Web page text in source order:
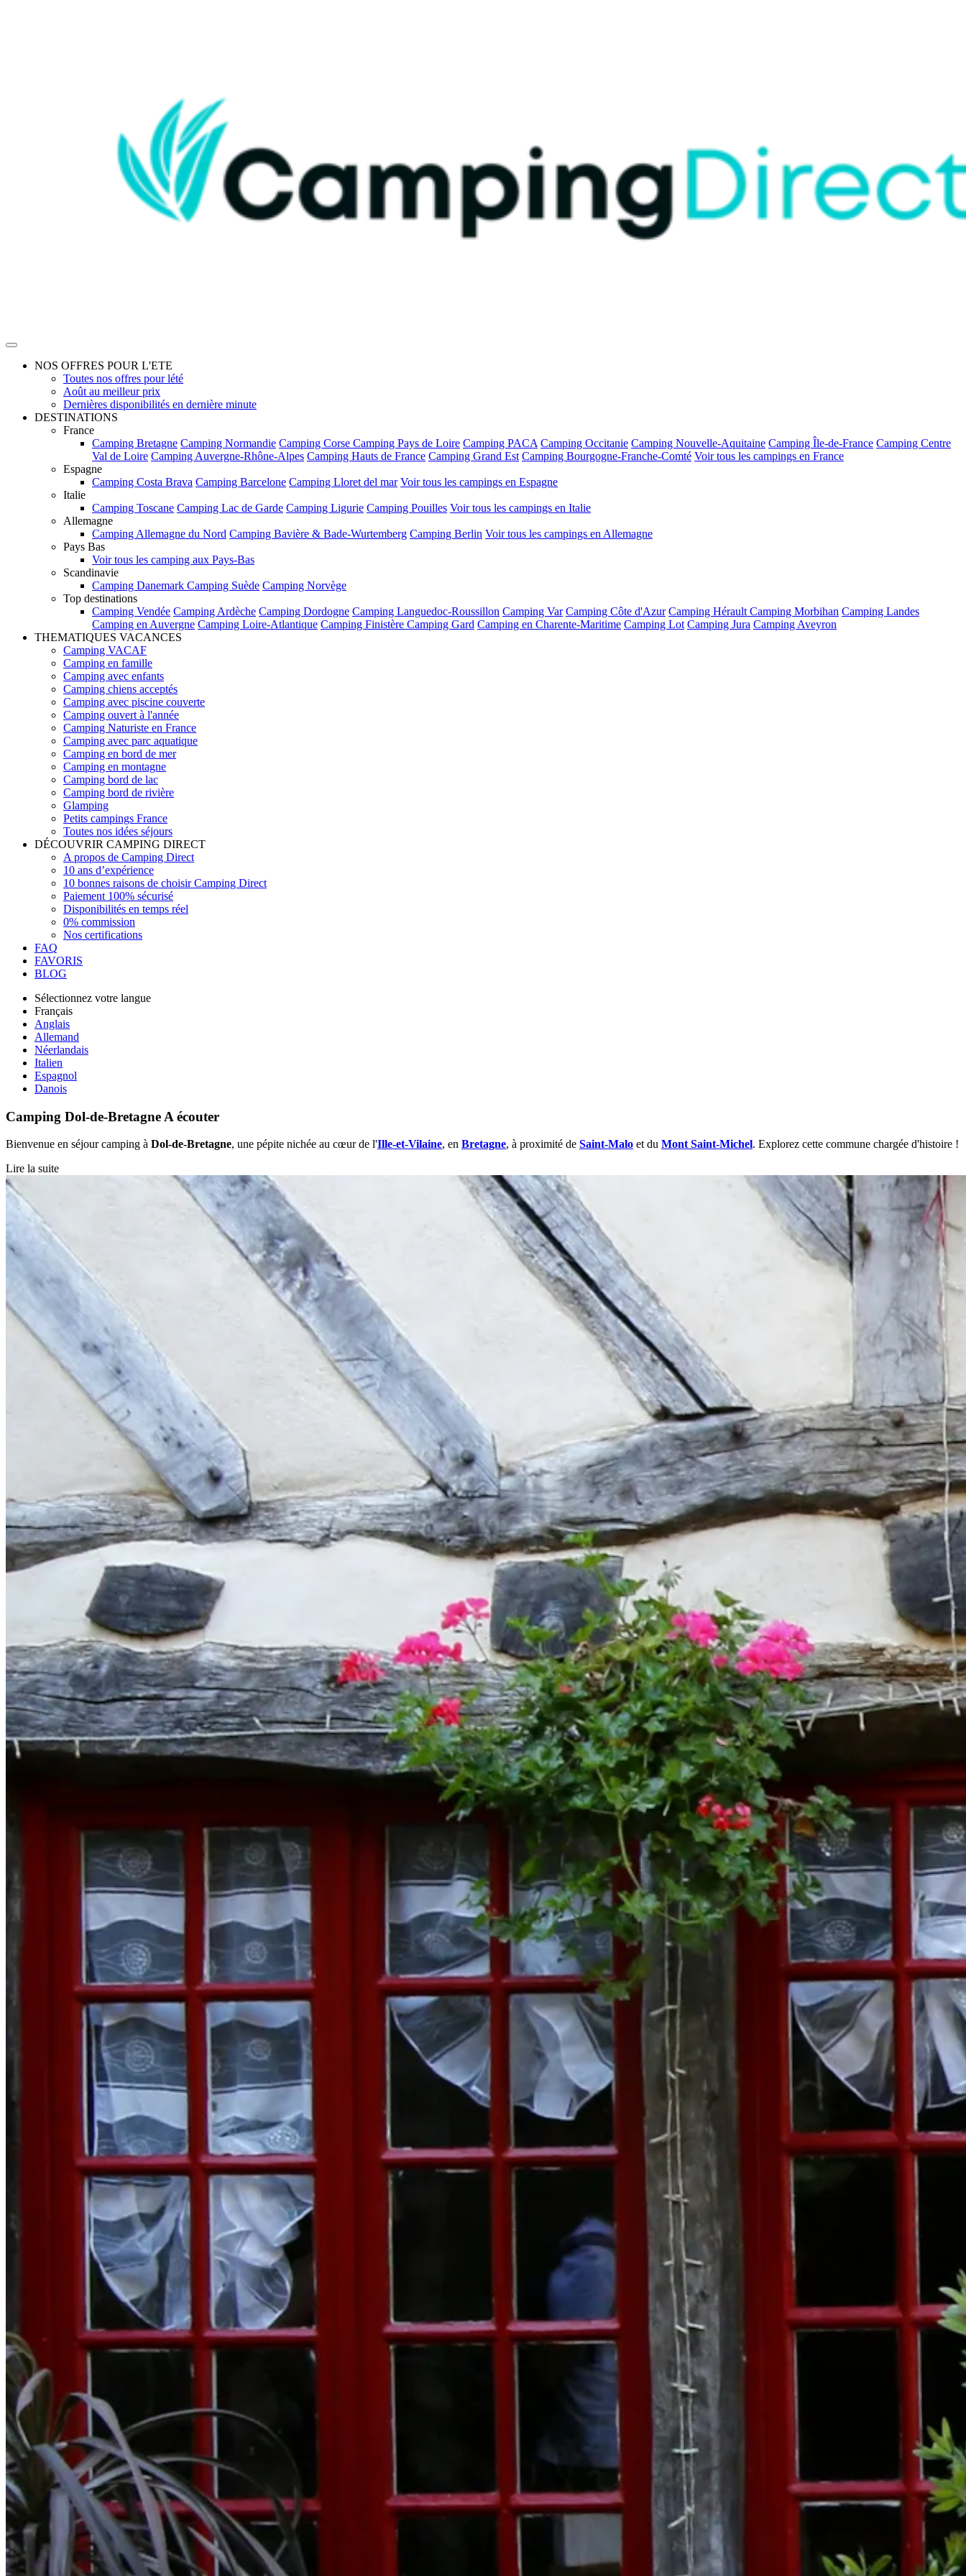
NOS OFFRES POUR L'ETE
Toutes nos offres pour lété
Août au meilleur prix
Dernières disponibilités en dernière minute
DESTINATIONS
France
Camping Bretagne Camping Normandie Camping Corse Camping Pays de Loire Camping PACA Camping Occitanie Camping Nouvelle-Aquitaine Camping Île-de-France Camping Centre
Val de Loire Camping Auvergne-Rhône-Alpes Camping Hauts de France Camping Grand Est Camping Bourgogne-Franche-Comté Voir tous les campings en France
Espagne
Camping Costa Brava Camping Barcelone Camping Lloret del mar Voir tous les campings en Espagne
Italie
Camping Toscane Camping Lac de Garde Camping Ligurie Camping Pouilles Voir tous les campings en Italie
Allemagne
Camping Allemagne du Nord Camping Bavière & Bade-Wurtemberg Camping Berlin Voir tous les campings en Allemagne
Pays Bas
Voir tous les camping aux Pays-Bas
Scandinavie
Camping Danemark Camping Suède Camping Norvège
Top destinations
Camping Vendée Camping Ardèche Camping Dordogne Camping Languedoc-Roussillon Camping Var Camping Côte d'Azur Camping Hérault Camping Morbihan Camping Landes
Camping en Auvergne Camping Loire-Atlantique Camping Finistère Camping Gard Camping en Charente-Maritime Camping Lot Camping Jura Camping Aveyron
THEMATIQUES VACANCES
Camping VACAF
Camping en famille
Camping avec enfants
Camping chiens acceptés
Camping avec piscine couverte
Camping ouvert à l'année
Camping Naturiste en France
Camping avec parc aquatique
Camping en bord de mer
Camping en montagne
Camping bord de lac
Camping bord de rivière
Glamping
Petits campings France
Toutes nos idées séjours
DÉCOUVRIR CAMPING DIRECT
A propos de Camping Direct
10 ans d’expérience
10 bonnes raisons de choisir Camping Direct
Paiement 100% sécurisé
Disponibilités en temps réel
0% commission
Nos certifications
FAQ
FAVORIS
BLOG
Sélectionnez votre langue
Français
Anglais
Allemand
Néerlandais
Italien
Espagnol
Danois
Camping Dol-de-Bretagne A écouter
Bienvenue en séjour camping à Dol-de-Bretagne, une pépite nichée au cœur de l'Ille-et-Vilaine, en Bretagne, à proximité de Saint-Malo et du Mont Saint-Michel. Explorez cette commune chargée d'histoire !
Lire la suite